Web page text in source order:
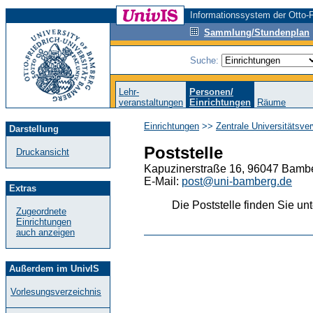
Informationssystem der
Sammlung/Stundenplan
Suche:
Lehr-
veranstaltungen
Personen/
Einrichtungen
Räume
Darstellung
Druckansicht
Extras
Zugeordnete
Einrichtungen
auch anzeigen
Außerdem im UnivIS
Vorlesungsverzeichnis
Einrichtungen >> Zentrale
Poststelle
Kapuzinerstraße 16, 96047
E-Mail: post@uni-bamberg.de
Die Poststelle finden Sie